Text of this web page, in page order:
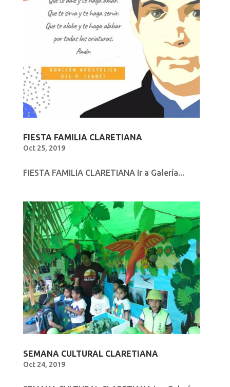
FIESTA FAMILIA CLARETIANA
Oct 25, 2019
FIESTA FAMILIA CLARETIANA Ir a Galería...
SEMANA CULTURAL CLARETIANA
Oct 24, 2019